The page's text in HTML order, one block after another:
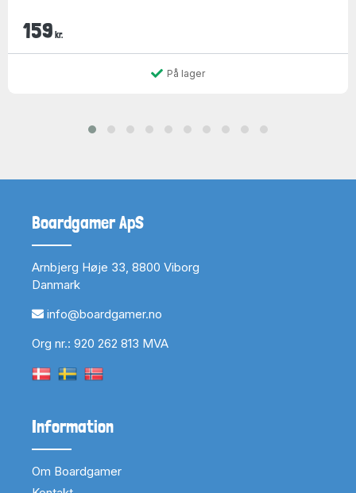
159 kr.
På lager
Boardgamer ApS
Arnbjerg Høje 33, 8800 Viborg
Danmark
info@boardgamer.no
Org nr.: 920 262 813 MVA
Information
Om Boardgamer